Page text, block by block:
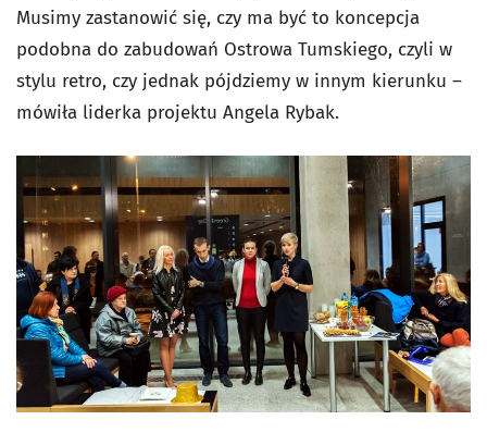
Musimy zastanowić się, czy ma być to koncepcja
podobna do zabudowań Ostrowa Tumskiego, czyli w
stylu retro, czy jednak pójdziemy w innym kierunku –
mówiła liderka projektu Angela Rybak.